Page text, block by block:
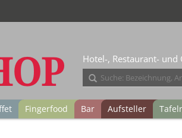
Hotel-, Restaurant-
Fingerfood Bar Aufsteller